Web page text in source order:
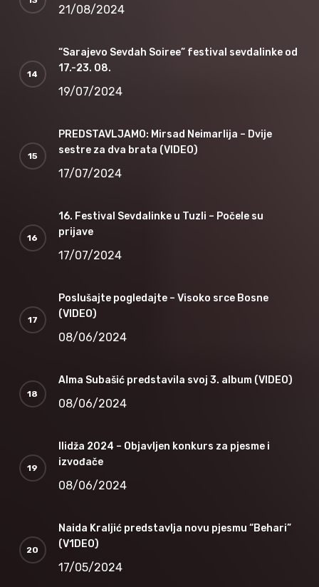
21/08/2024
“Sarajevo Sevdah Soiree” festival sevdalinke od
17.-23. 08.
19/07/2024
PREDSTAVLJAMO: Mirsad Neimarlija – Dvije
sestre za dva brata (VIDEO)
17/07/2024
16. Festival Sevdalinke u Tuzli – Počele su
prijave
17/07/2024
Poslušajte pogledajte – Visoko srce Bosne
(VIDEO)
08/06/2024
Alma Subašić predstavila svoj 3. album (VIDEO)
08/06/2024
Ilidža 2024 – Objavljen konkurs za pjesme i
izvođače
08/06/2024
Naida Kraljić predstavlja novu pjesmu “Behari”
(V1DEO)
17/05/2024